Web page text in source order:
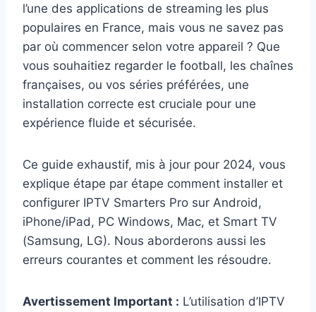
l’une des applications de streaming les plus
populaires en France, mais vous ne savez pas
par où commencer selon votre appareil ? Que
vous souhaitiez regarder le football, les chaînes
françaises, ou vos séries préférées, une
installation correcte est cruciale pour une
expérience fluide et sécurisée.
Ce guide exhaustif, mis à jour pour 2024, vous
explique étape par étape comment installer et
configurer IPTV Smarters Pro sur Android,
iPhone/iPad, PC Windows, Mac, et Smart TV
(Samsung, LG). Nous aborderons aussi les
erreurs courantes et comment les résoudre.
Avertissement Important : L’utilisation d’IPTV